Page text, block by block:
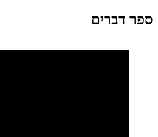
ספר דברים